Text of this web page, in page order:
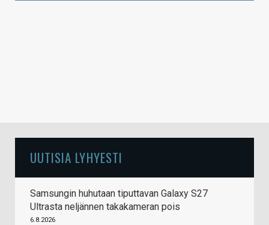
UUTISIA LYHYESTI
Samsungin huhutaan tiputtavan Galaxy S27
Ultrasta neljännen takakameran pois
6.8.2026